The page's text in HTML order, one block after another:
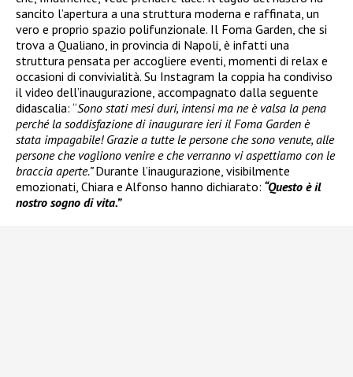
sancito l’apertura a una struttura moderna e raffinata, un
vero e proprio spazio polifunzionale. Il Foma Garden, che si
trova a Qualiano, in provincia di Napoli, è infatti una
struttura pensata per accogliere eventi, momenti di relax e
occasioni di convivialità. Su Instagram la coppia ha condiviso
il video dell’inaugurazione, accompagnato dalla seguente
didascalia: “Sono stati mesi duri, intensi ma ne è valsa la pena
perché la soddisfazione di inaugurare ieri il Foma Garden è
stata impagabile! Grazie a tutte le persone che sono venute, alle
persone che vogliono venire e che verranno vi aspettiamo con le
braccia aperte.”Durante l’inaugurazione, visibilmente
emozionati, Chiara e Alfonso hanno dichiarato: “Questo è il
nostro sogno di vita.”